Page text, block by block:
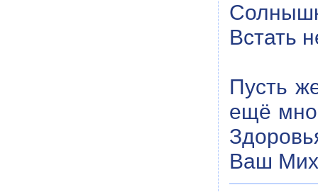
Встать
Пусть
ещё
Ваш